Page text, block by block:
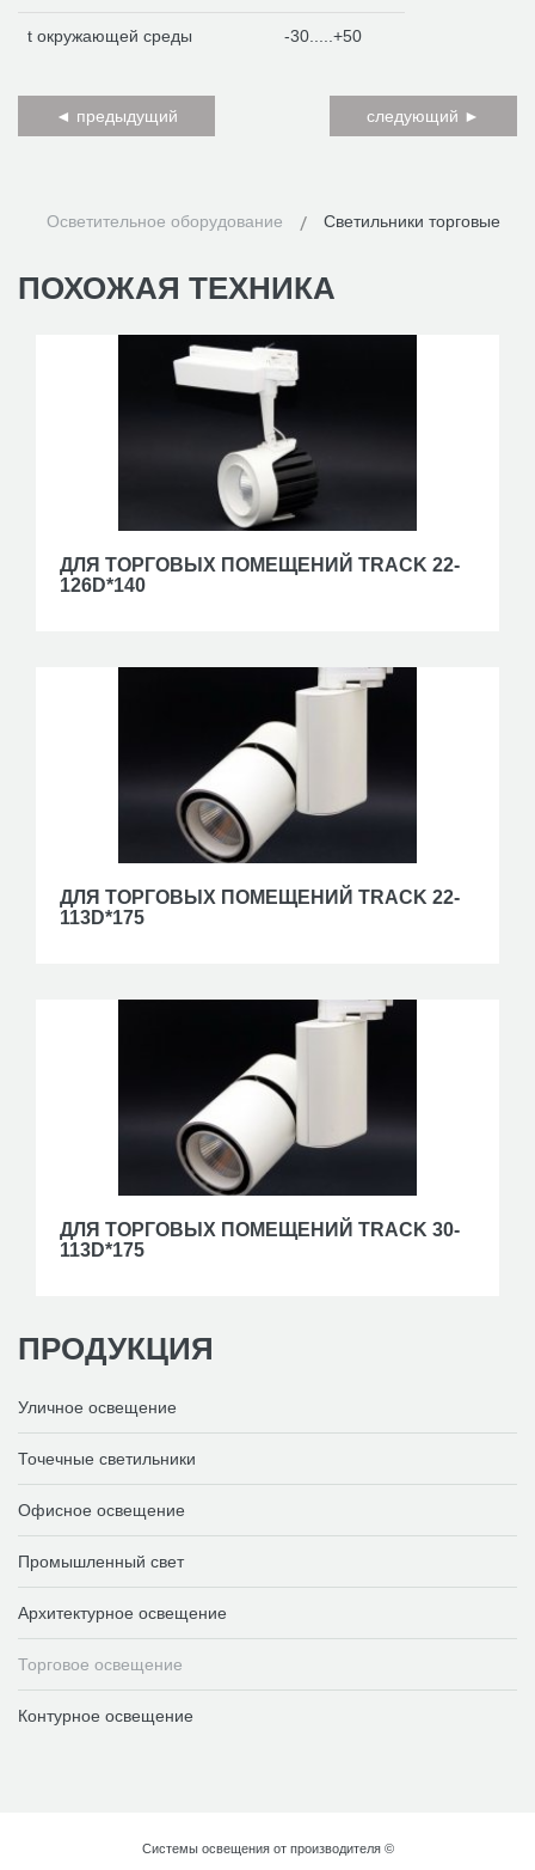
t окружающей среды -30.....+50
◄ предыдущий следующий ►
Осветительное оборудование Светильники торговые
ПОХОЖАЯ ТЕХНИКА
ДЛЯ ТОРГОВЫХ ПОМЕЩЕНИЙ TRACK 22-
126D*140
ДЛЯ ТОРГОВЫХ ПОМЕЩЕНИЙ TRACK 22-
113D*175
ДЛЯ ТОРГОВЫХ ПОМЕЩЕНИЙ TRACK 30-
113D*175
ПРОДУКЦИЯ
Уличное освещение
Точечные светильники
Офисное освещение
Промышленный свет
Архитектурное освещение
Торговое освещение
Контурное освещение
Системы освещения от производителя©